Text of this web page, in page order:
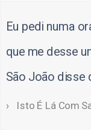
Eu pedi numa
que me desse
São João disse
Isto É Lá Com